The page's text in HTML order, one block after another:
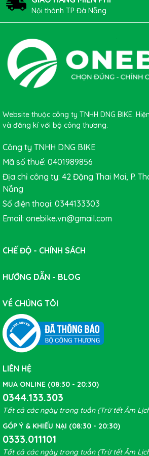
dạo mà còn cả trong hoạt động
Nội thành TP Đà Nẵng
Website thuộc công ty TNHH DNG BIKE.
và đăng kí với bộ công thương.
Công ty TNHH DNG BIKE
Mã số thuế: 0401989856
Địa chỉ công ty: 42 Đặng Thai Mai, P.
Nẵng
Số điện thoại: 0344133303
Email: onebike.vn@gmail.com
CHẾ ĐỘ - CHÍNH SÁCH
HƯỚNG DẪN - BLOG
VỀ CHÚNG TÔI
LIÊN HỆ
MUA ONLINE (08:30 - 20:30)
0344.133.303
Tất cả các ngày trong tuần (Trừ tết Âm
GÓP Ý & KHIẾU NẠI (08:30 - 20:30)
0333.011101
Tất cả các ngày trong tuần (Trừ tết Âm